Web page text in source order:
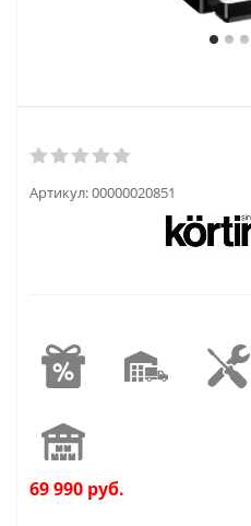
Артикул:00000020851
69 990 руб.